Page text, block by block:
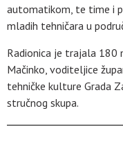
automatikom, te time i
mladih tehničara u
Radionica je trajala 180
Mačinko, voditeljice
tehničke kulture Grada
stručnog skupa.